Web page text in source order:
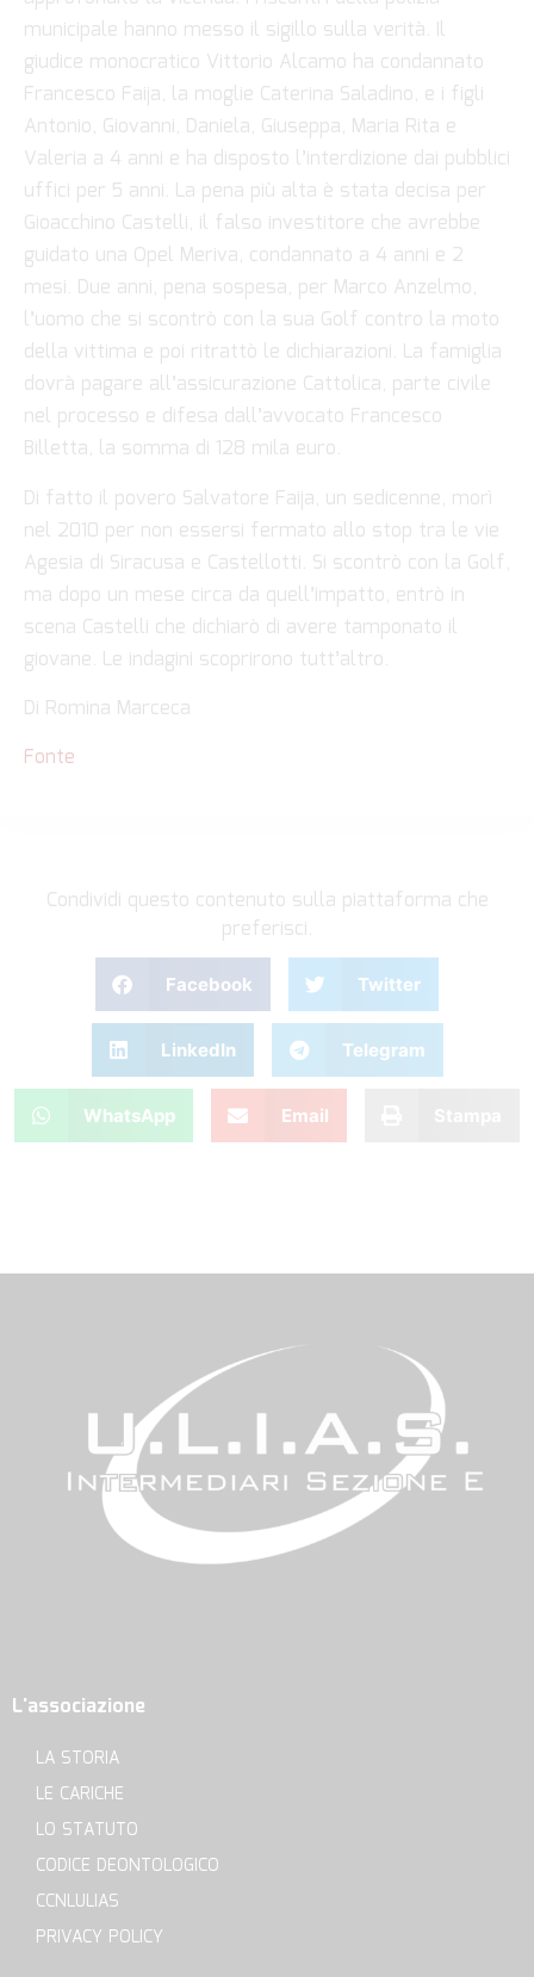
municipale hanno messo il sigillo sulla verità. Il
giudice monocratico Vittorio Alcamo ha condannato
Francesco Faija, la moglie Caterina Saladino, e i figli
Antonio, Giovanni, Daniela, Giuseppa, Maria Rita e
Valeria a 4 anni e ha disposto l’interdizione dai pubblici
uffici per 5 anni. La pena più alta è stata decisa per
Gioacchino Castelli, il falso investitore che avrebbe
guidato una Opel Meriva, condannato a 4 anni e 2
mesi. Due anni, pena sospesa, per Marco Anzelmo,
l’uomo che si scontrò con la sua Golf contro la moto
della vittima e poi ritrattò le dichiarazioni. La famiglia
dovrà pagare all’assicurazione Cattolica, parte civile
nel processo e difesa dall’avvocato Francesco
Billetta, la somma di 128 mila euro.
Di fatto il povero Salvatore Faija, un sedicenne, morì
nel 2010 per non essersi fermato allo stop tra le vie
Agesia di Siracusa e Castellotti. Si scontrò con la Golf,
ma dopo un mese circa da quell’impatto, entrò in
scena Castelli che dichiarò di avere tamponato il
giovane. Le indagini scoprirono tutt’altro.
Di Romina Marceca
Fonte
Condividi questo contenuto sulla piattaforma che
preferisci.
Facebook Twitter
LinkedIn Telegram
WhatsApp Email
L'associazione
LA STORIA
LE CARICHE
LO STATUTO
CODICE DEONTOLOGICO
CCNLULIAS
PRIVACY POLICY